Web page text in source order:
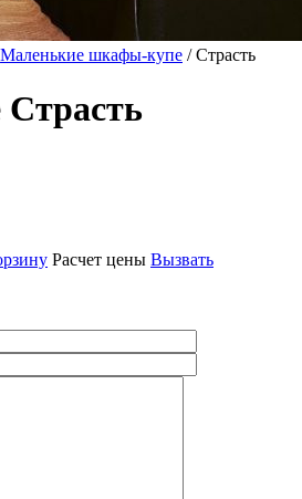
Маленькие шкафы-купе / Страсть
Расчет цены Вызвать